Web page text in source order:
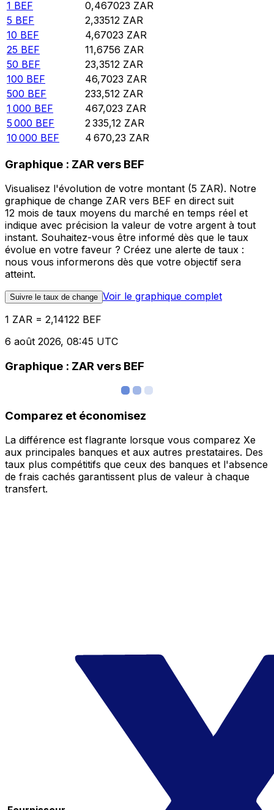
1 BEF 0,467023 ZAR
5 BEF 2,33512 ZAR
10 BEF 4,67023 ZAR
25 BEF 11,6756 ZAR
50 BEF 23,3512 ZAR
100 BEF 46,7023 ZAR
500 BEF 233,512 ZAR
1 000 BEF 467,023 ZAR
5 000 BEF 2 335,12 ZAR
10 000 BEF 4 670,23 ZAR
Graphique : ZAR vers BEF
Visualisez l'évolution de votre montant (5 ZAR). Notre
graphique de change ZAR vers BEF en direct suit
12 mois de taux moyens du marché en temps réel et
indique avec précision la valeur de votre argent à tout
instant. Souhaitez-vous être informé dès que le taux
évolue en votre faveur ? Créez une alerte de taux :
nous vous informerons dès que votre objectif sera
atteint.
Suivre le taux de change Voir le graphique complet
1 ZAR = 2,14122 BEF
6 août 2026, 08:45 UTC
Graphique : ZAR vers BEF
Comparez et économisez
La différence est flagrante lorsque vous comparez Xe
aux principales banques et aux autres prestataires. Des
taux plus compétitifs que ceux des banques et l'absence
de frais cachés garantissent plus de valeur à chaque
transfert.